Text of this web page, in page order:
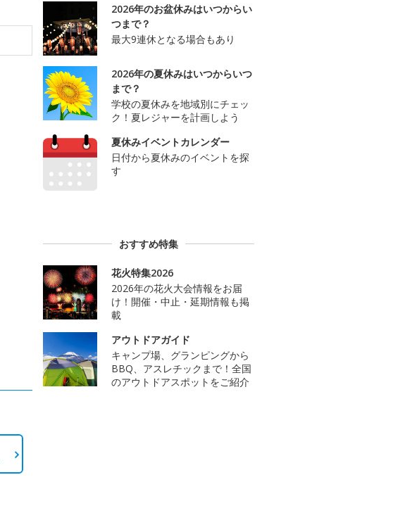
2026年のお盆休みはいつからい
つまで？
最大9連休となる場合もあり
2026年の夏休みはいつからいつ
まで？
学校の夏休みを地域別にチェッ
ク！夏レジャーを計画しよう
夏休みイベントカレンダー
日付から夏休みのイベントを探
す
おすすめ特集
花火特集2026
2026年の花火大会情報をお届
け！開催・中止・延期情報も掲
載
アウトドアガイド
キャンプ場、グランピングから
BBQ、アスレチックまで！全国
のアウトドアスポットをご紹介